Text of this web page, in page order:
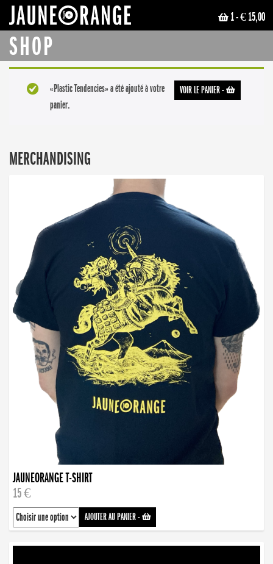
1- € 15,00
SHOP
VOIR LE PANIER-
«Plastic Tendencies» a été ajouté à votre
panier.
MERCHANDISING
JAUNEORANGE T-SHIRT
15 €
AJOUTER AU PANIER-